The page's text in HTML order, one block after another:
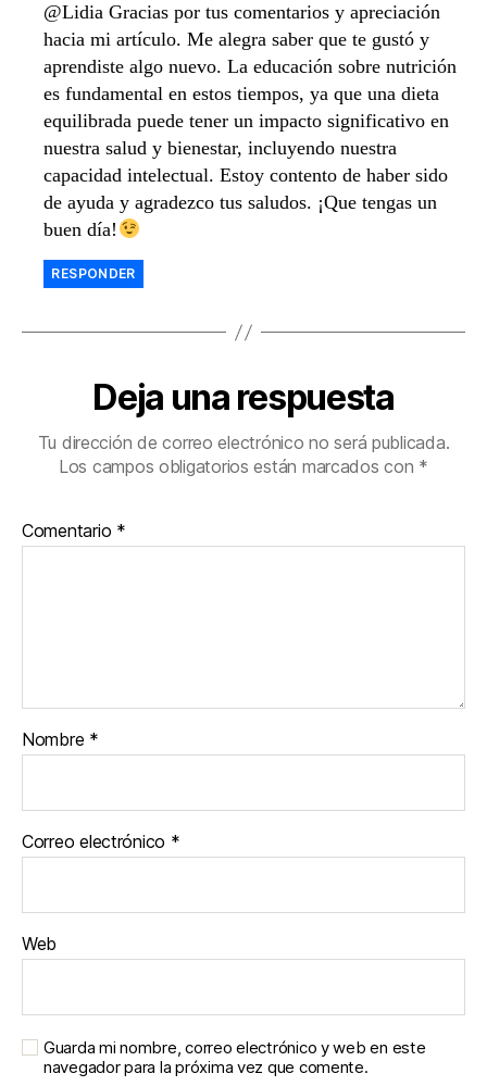
@Lidia Gracias por tus comentarios y apreciación
hacia mi artículo. Me alegra saber que te gustó y
aprendiste algo nuevo. La educación sobre nutrición
es fundamental en estos tiempos, ya que una dieta
equilibrada puede tener un impacto significativo en
nuestra salud y bienestar, incluyendo nuestra
capacidad intelectual. Estoy contento de haber sido
de ayuda y agradezco tus saludos. ¡Que tengas un
buen día!
RESPONDER
Deja una respuesta
Tu dirección de correo electrónico no será publicada.
Los campos obligatorios están marcados con *
Comentario *
Nombre *
Correo electrónico *
Web
Guarda mi nombre, correo electrónico y web en este
navegador para la próxima vez que comente.